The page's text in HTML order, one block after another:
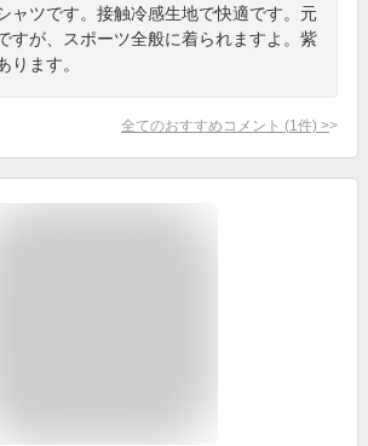
ャツです。接触冷感生地で快適です。元
すが、スポーツ全般に着られますよ。紫
ります。
全てのおすすめコメント (1 件) >